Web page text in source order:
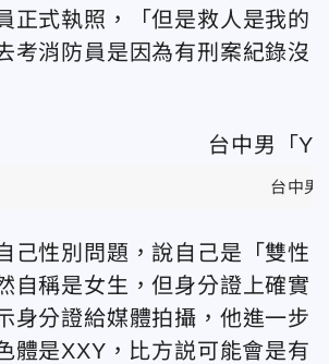
正式執照，「但是救人是我的
考消防員是因為有刑案紀錄沒
台中男
己性別問題，說自己是「雙性
自稱是女生，但身分證上確實
身分證給媒體拍攝，他進一步
體是XXY，比方説可能會是有